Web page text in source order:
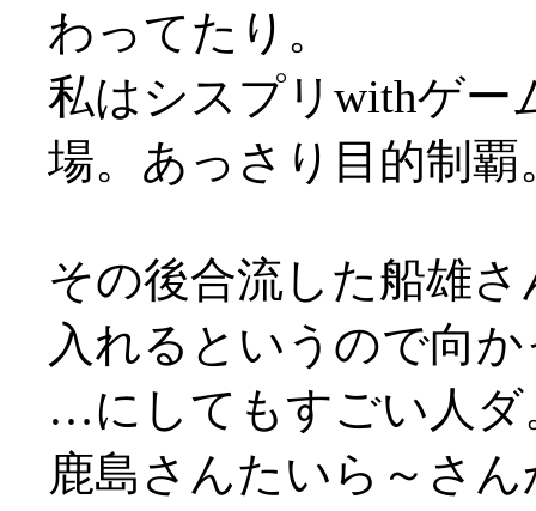
わってたり。
私はシスプリwithゲー
場。あっさり目的制覇
その後合流した船雄
入れるというので向
…にしてもすごい人ダ
鹿島さんたいら～さ